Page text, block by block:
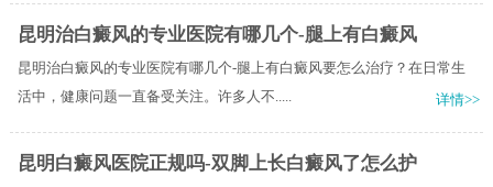
昆明治白癜风的专业医院有哪几个-腿上有白癜风
昆明治白癜风的专业医院有哪几个-腿上有白癜风要怎么治疗？在日常生
活中，健康问题一直备受关注。许多人不.....
详情>>
昆明白癜风医院正规吗-双脚上长白癜风了怎么护